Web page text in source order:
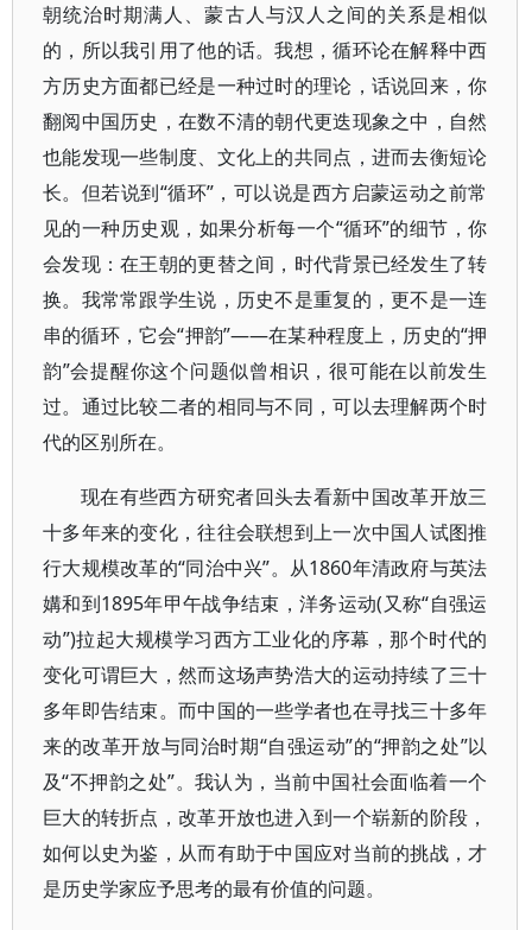
朝统治时期满人、蒙古人与汉人之间的关系是相似
的，所以我引用了他的话。我想，循环论在解释中西
方历史方面都已经是一种过时的理论，话说回来，你
翻阅中国历史，在数不清的朝代更迭现象之中，自然
也能发现一些制度、文化上的共同点，进而去衡短论
长。但若说到“循环”，可以说是西方启蒙运动之前常
见的一种历史观，如果分析每一个“循环”的细节，你
会发现：在王朝的更替之间，时代背景已经发生了转
换。我常常跟学生说，历史不是重复的，更不是一连
串的循环，它会“押韵”——在某种程度上，历史的“押
韵”会提醒你这个问题似曾相识，很可能在以前发生
过。通过比较二者的相同与不同，可以去理解两个时
代的区别所在。
现在有些西方研究者回头去看新中国改革开放三
十多年来的变化，往往会联想到上一次中国人试图推
行大规模改革的“同治中兴”。从1860年清政府与英法
媾和到1895年甲午战争结束，洋务运动(又称“自强运
动”)拉起大规模学习西方工业化的序幕，那个时代的
变化可谓巨大，然而这场声势浩大的运动持续了三十
多年即告结束。而中国的一些学者也在寻找三十多年
来的改革开放与同治时期“自强运动”的“押韵之处”以
及“不押韵之处”。我认为，当前中国社会面临着一个
巨大的转折点，改革开放也进入到一个崭新的阶段，
如何以史为鉴，从而有助于中国应对当前的挑战，才
是历史学家应予思考的最有价值的问题。